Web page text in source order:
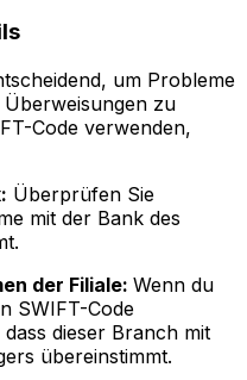
um Probleme
zu
Code verwenden,
Überprüfen Sie
mit der Bank des
der Filiale: Wenn du
SWIFT-Code
dieser Branch mit
übereinstimmt.